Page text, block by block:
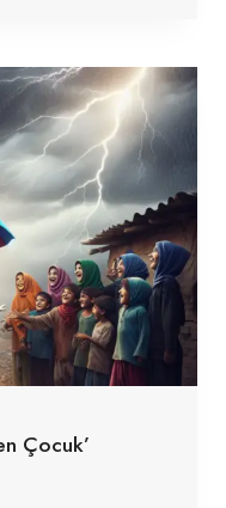
Çocuk’